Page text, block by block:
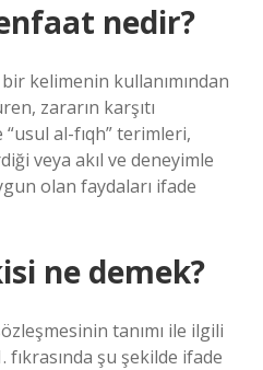
nedir?
kelimenin kullanımından
zararın karşıtı
“usul al-fıqh” terimleri,
veya akıl ve deneyimle
olan faydaları ifade
ne demek?
tanımı ile ilgili
şu şekilde ifade